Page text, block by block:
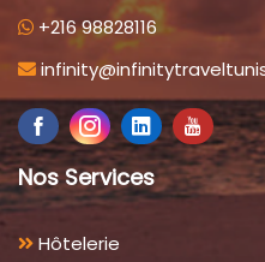
+216 98828116
Nos Services
Hôtelerie